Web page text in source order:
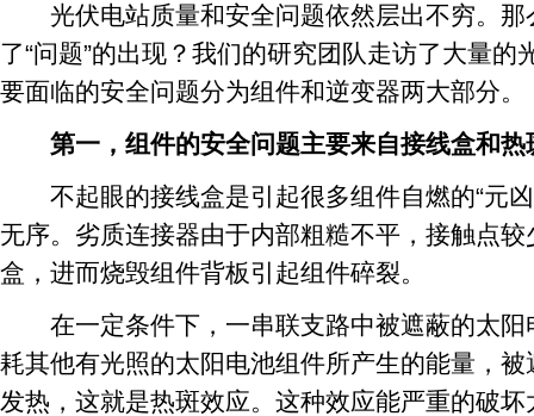
光伏电站质量和安全问题依然层出不穷。那
了“问题”的出现？我们的研究团队走访了大量的
要面临的安全问题分为组件和逆变器两大部分。
第一，组件的安全问题主要来自接线盒和热
不起眼的接线盒是引起很多组件自燃的“元凶
无序。劣质连接器由于内部粗糙不平，接触点
盒，进而烧毁组件背板引起组件碎裂。
在一定条件下，一串联支路中被遮蔽的太阳
耗其他有光照的太阳电池组件所产生的能量，
发热，这就是热斑效应。这种效应能严重的破坏